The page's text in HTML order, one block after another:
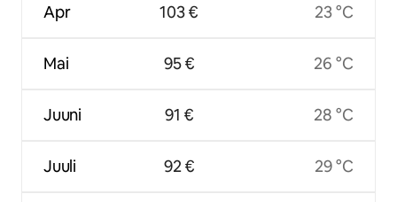
Apr
Mai
Juuni
Juuli
103 €
95 €
91 €
92 €
23 °C
26 °C
28 °C
29 °C